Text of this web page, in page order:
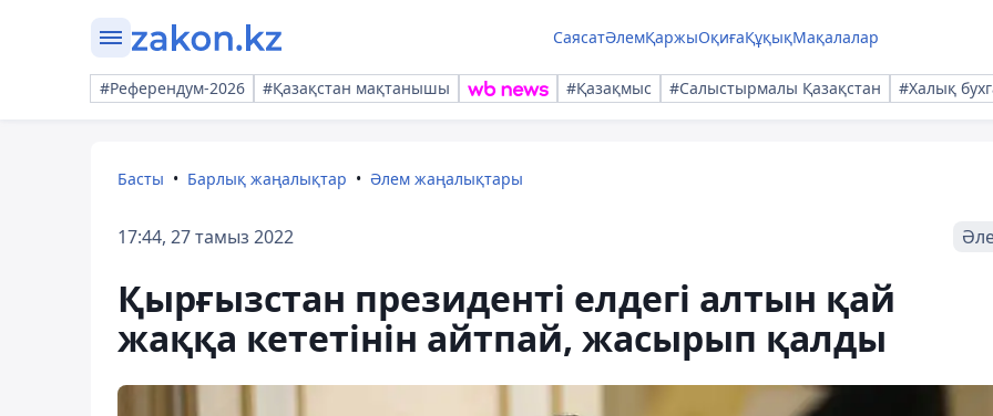
СаясатӘлемҚаржыОқиғаҚұқықМақалалар
#Референдум-2026 #Қазақстан мақтанышы #Қазақмыс #Салыстырмалы Қазақстан #Халық
Басты Барлық жаңалықтар Әлем жаңалықтары
17:44, 27 тамыз 2022
Қырғызстан президенті елдегі алтын қай
жаққа кететінін айтпай, жасырып қалды